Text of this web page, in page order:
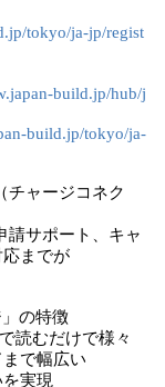
tokyo/ja-jp/regist
build.jp/hub/j
build.jp/tokyo/ja-
チャージコネク
サポート、キャ
までが
の特徴
読むだけで様々
で幅広い
実現